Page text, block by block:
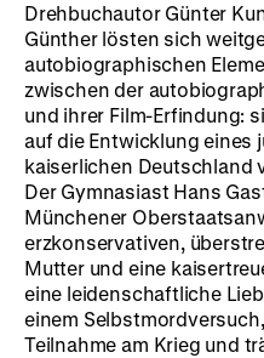
Drehbuchautor Günter
Günther lösten sich
autobiographischen
zwischen der
und ihrer Film-Erfindung:
auf die Entwicklung eines
kaiserlichen Deutschland
Der Gymnasiast Hans
Münchener
erzkonservativen,
Mutter und eine
eine leidenschaftliche
einem
Teilnahme am Krieg und